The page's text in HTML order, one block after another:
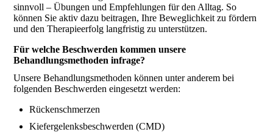
sinnvoll – Übungen und Empfehlungen für den Alltag. So
können Sie aktiv dazu beitragen, Ihre Beweglichkeit zu fördern
und den Therapieerfolg langfristig zu unterstützen.
Für welche Beschwerden kommen unsere
Behandlungsmethoden infrage?
Unsere Behandlungsmethoden können unter anderem bei
folgenden Beschwerden eingesetzt werden:
Rückenschmerzen
Kiefergelenksbeschwerden (CMD)